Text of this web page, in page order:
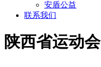
安盾公益
联系我们
陕西省运动会